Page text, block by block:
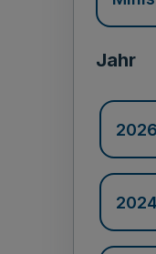
Jahr
2026
2024